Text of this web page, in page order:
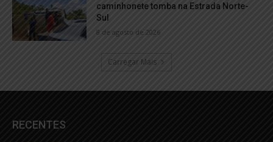
caminhonete tomba na Estrada Norte-
Sul
8 de agosto de 2026
Carregar Mais
RECENTES